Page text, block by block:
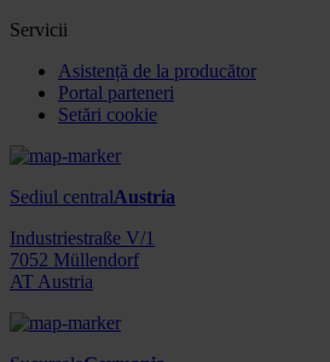
Servicii
Asistență de la producător
Portal parteneri
Setări cookie
Sediul centralAustria
Industriestraße V/1
7052 Müllendorf
AT Austria